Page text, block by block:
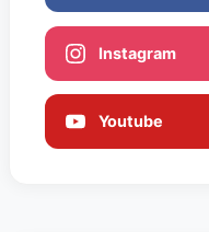
Instagram
Youtube